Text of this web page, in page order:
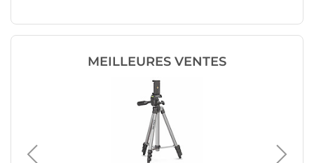
MEILLEURES VENTES